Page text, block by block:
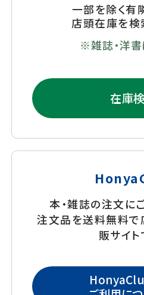
一部を除く有
店頭在庫を検
雑誌・洋
在庫
本・雑誌の注文に
注文品を送料無料で
販サイト